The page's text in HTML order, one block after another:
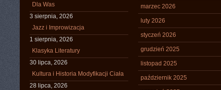
Dla Was
3 sierpnia, 2026
Jazz i Improwizacja
1 sierpnia, 2026
Klasyka Literatury
30 lipca, 2026
Kultura i Historia Modyfikacji Ciała
28 lipca, 2026
marzec 2026
luty 2026
styczeń 2026
grudzień 2025
listopad 2025
październik 2025